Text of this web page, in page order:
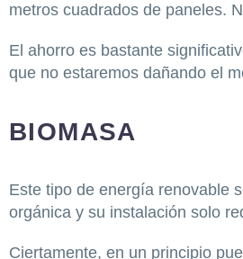
metros cuadrados de paneles.
El ahorro es bastante
que no estaremos dañando el
BIOMASA
Este tipo de energía renovable
orgánica y su instalación solo
Ciertamente, en un principio